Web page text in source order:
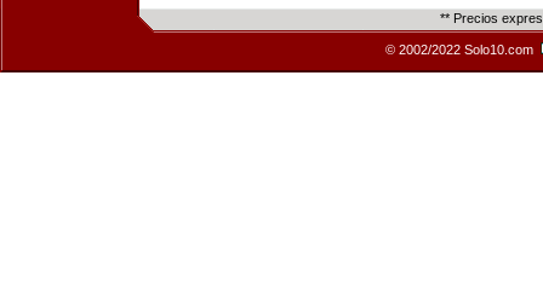
** Precios
© 2002/2022 Solo10.com